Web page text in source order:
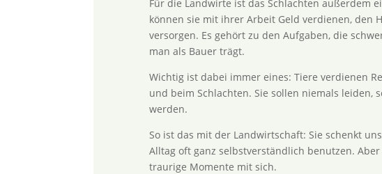
Für die Landwirte ist das Schlachten außerdem
können sie mit ihrer Arbeit Geld verdienen, den
versorgen. Es gehört zu den Aufgaben, die
man als Bauer trägt.
Wichtig ist dabei immer eines: Tiere verdienen
und beim Schlachten. Sie sollen niemals
werden.
So ist das mit der Landwirtschaft: Sie schenkt
Alltag oft ganz selbstverständlich benutzen.
traurige Momente mit sich.